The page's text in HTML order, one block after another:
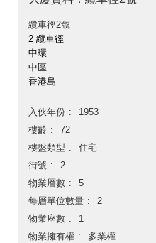
纜車徑2號
2 纜車徑
中環
中區
香港島
入伙年份
1953
樓齡
72
樓盤類型
住宅
街號
2
物業層數
5
每層單位數量
2
物業座數
1
物業擁有權
多業權